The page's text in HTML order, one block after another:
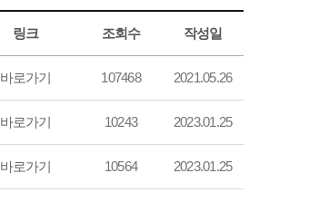
링크 조회수 작성일
바로가기 107468 2021.05.26
바로가기 10243 2023.01.25
바로가기 10564 2023.01.25